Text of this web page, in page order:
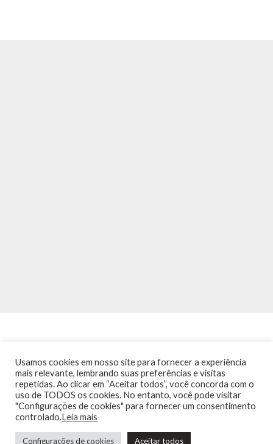
INÍCIO NOTÍCIAS AGENDA CONTATO
TRÂNSITO NA PONTE
TERMOS DE USO / POLÍTICA DE PRIVACIDADE
Usamos cookies em nosso site para fornecer a experiência
mais relevante, lembrando suas preferências e visitas
repetidas. Ao clicar em “Aceitar todos”, você concorda com o
uso de TODOS os cookies. No entanto, você pode visitar
"Configurações de cookies" para fornecer um consentimento
controlado.Leia mais
Configurações de cookies Aceitar todos